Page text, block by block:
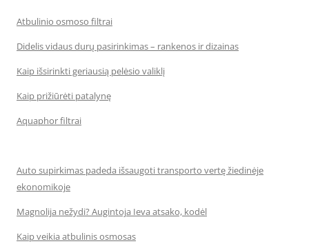
Atbulinio osmoso filtrai
Didelis vidaus durų pasirinkimas – rankenos ir dizainas
Kaip išsirinkti geriausią pelėsio valiklį
Kaip prižiūrėti patalynę
Aquaphor filtrai
Auto supirkimas padeda išsaugoti transporto vertę žiedinėje
ekonomikoje
Magnolija nežydi? Augintoja Ieva atsako, kodėl
Kaip veikia atbulinis osmosas